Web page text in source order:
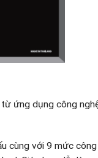
ứng dụng công
cùng với 9 mức